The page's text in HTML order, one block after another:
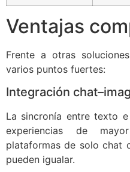
Ventajas
Frente a otras
varios puntos fuertes:
Integración
La sincronía entre texto
experiencias de
plataformas de solo chat
pueden igualar.